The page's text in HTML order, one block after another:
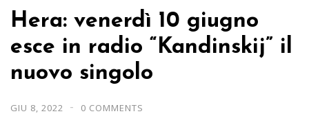
Hera: venerdì 10 giugno
esce in radio “Kandinskij” il
nuovo singolo
GIU 8, 2022 0 COMMENTS